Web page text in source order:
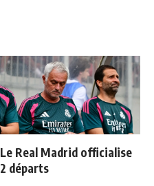
Le Real Madrid officialise
2 départs